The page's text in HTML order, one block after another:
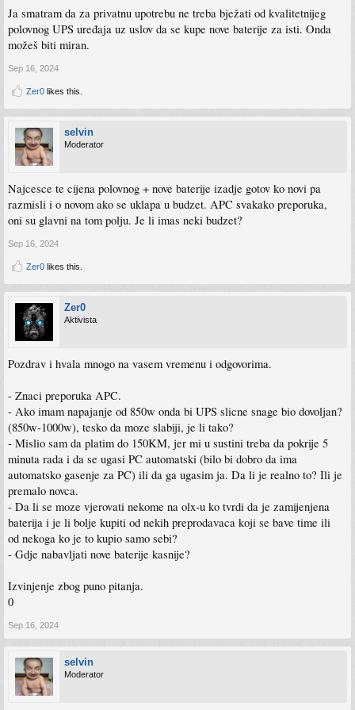
Ja smatram da za privatnu upotrebu ne treba bježati od kvalitetnijeg
polovnog UPS uređaja uz uslov da se kupe nove baterije za isti. Onda
možeš biti miran.
Sep 16, 2024
Zer0 likes this.
selvin
Moderator
Najcesce te cijena polovnog + nove baterije izadje gotov ko novi pa
razmisli i o novom ako se uklapa u budzet. APC svakako preporuka,
oni su glavni na tom polju. Je li imas neki budzet?
Sep 16, 2024
Zer0 likes this.
Zer0
Aktivista
Pozdrav i hvala mnogo na vasem vremenu i odgovorima.
- Znaci preporuka APC.
- Ako imam napajanje od 850w onda bi UPS slicne snage bio dovoljan?
(850w-1000w), tesko da moze slabiji, je li tako?
- Mislio sam da platim do 150KM, jer mi u sustini treba da pokrije 5
minuta rada i da se ugasi PC automatski (bilo bi dobro da ima
automatsko gasenje za PC) ili da ga ugasim ja. Da li je realno to? Ili je
premalo novca.
- Da li se moze vjerovati nekome na olx-u ko tvrdi da je zamijenjena
baterija i je li bolje kupiti od nekih preprodavaca koji se bave time ili
od nekoga ko je to kupio samo sebi?
- Gdje nabavljati nove baterije kasnije?
Izvinjenje zbog puno pitanja.
0
Sep 16, 2024
selvin
Moderator